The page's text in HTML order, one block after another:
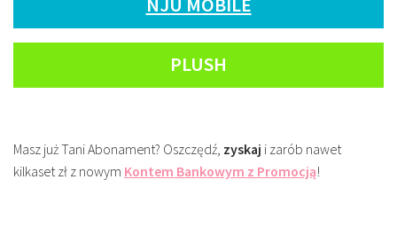
PLUSH
Masz już Tani Abonament? Oszczędź, zyskaj i zarób nawet
kilkaset zł z nowym Kontem Bankowym z Promocją!